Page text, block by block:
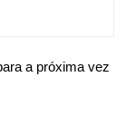
a próxima vez